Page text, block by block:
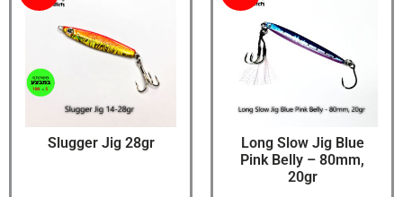
Long Slow Jig Blue
Pink Belly – 80mm,
20gr
Slugger Jig 28gr